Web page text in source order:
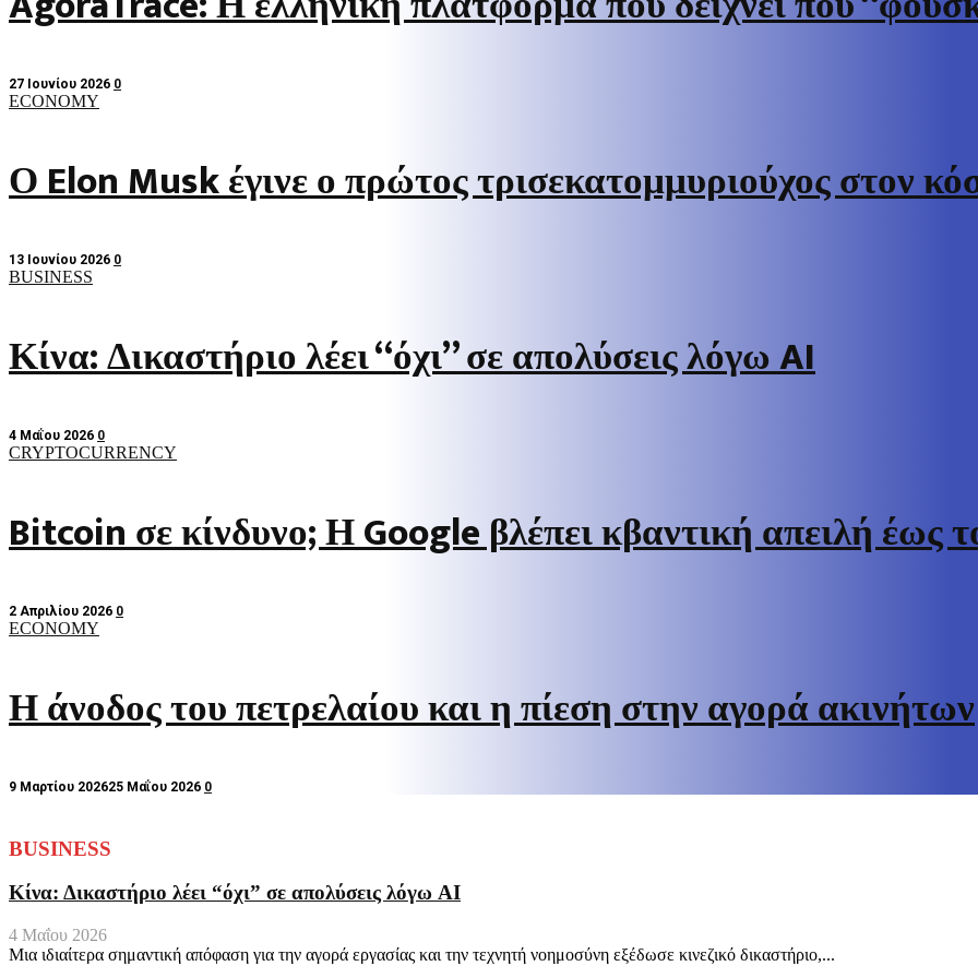
27 Ιουνίου 2026 0
ECONOMY
Ο Elon Musk έγινε ο πρώτος τρισεκατομμυριούχος στον
13 Ιουνίου 2026 0
BUSINESS
Κίνα: Δικαστήριο λέει “όχι” σε απολύσεις λόγω AI
4 Μαΐου 2026 0
CRYPTOCURRENCY
Bitcoin σε κίνδυνο; Η Google βλέπει κβαντική απειλή έως
2 Απριλίου 2026 0
ECONOMY
Η άνοδος του πετρελαίου και η πίεση στην αγορά ακινήτων
9 Μαρτίου 202625 Μαΐου 2026 0
BUSINESS
Κίνα: Δικαστήριο λέει “όχι” σε απολύσεις λόγω AI
4 Μαΐου 2026
Μια ιδιαίτερα σημαντική απόφαση για την αγορά εργασίας και την τεχνητή νοημοσύνη εξέδωσε κινεζικό δικαστήριο,...